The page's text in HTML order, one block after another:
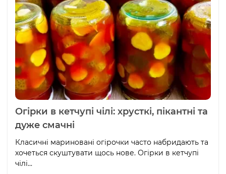
Огірки в кетчупі чілі: хрусткі, пікантні та
дуже смачні
Класичні мариновані огірочки часто набридають та
хочеться скуштувати щось нове. Огірки в кетчупі
чілі...